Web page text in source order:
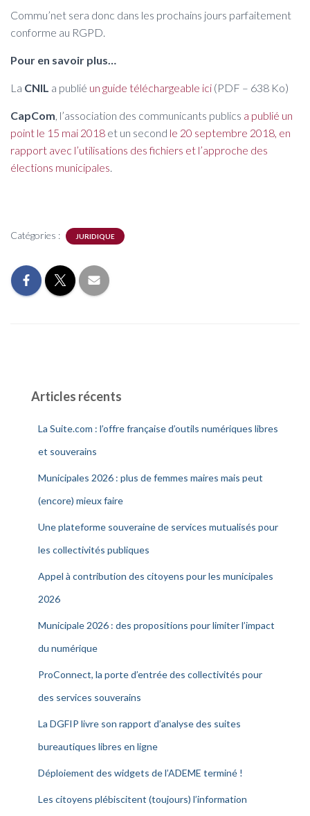
Commu’net sera donc dans les prochains jours parfaitement
conforme au RGPD.
Pour en savoir plus…
La CNIL a publié un guide téléchargeable ici (PDF – 638 Ko)
CapCom, l’association des communicants publics a publié un
point le 15 mai 2018 et un second le 20 septembre 2018, en
rapport avec l’utilisations des fichiers et l’approche des
élections municipales.
Catégories : JURIDIQUE
Articles récents
La Suite.com : l’offre française d’outils numériques libres
et souverains
Municipales 2026 : plus de femmes maires mais peut
(encore) mieux faire
Une plateforme souveraine de services mutualisés pour
les collectivités publiques
Appel à contribution des citoyens pour les municipales
2026
Municipale 2026 : des propositions pour limiter l’impact
du numérique
ProConnect, la porte d’entrée des collectivités pour
des services souverains
La DGFIP livre son rapport d’analyse des suites
bureautiques libres en ligne
Déploiement des widgets de l’ADEME terminé !
Les citoyens plébiscitent (toujours) l’information